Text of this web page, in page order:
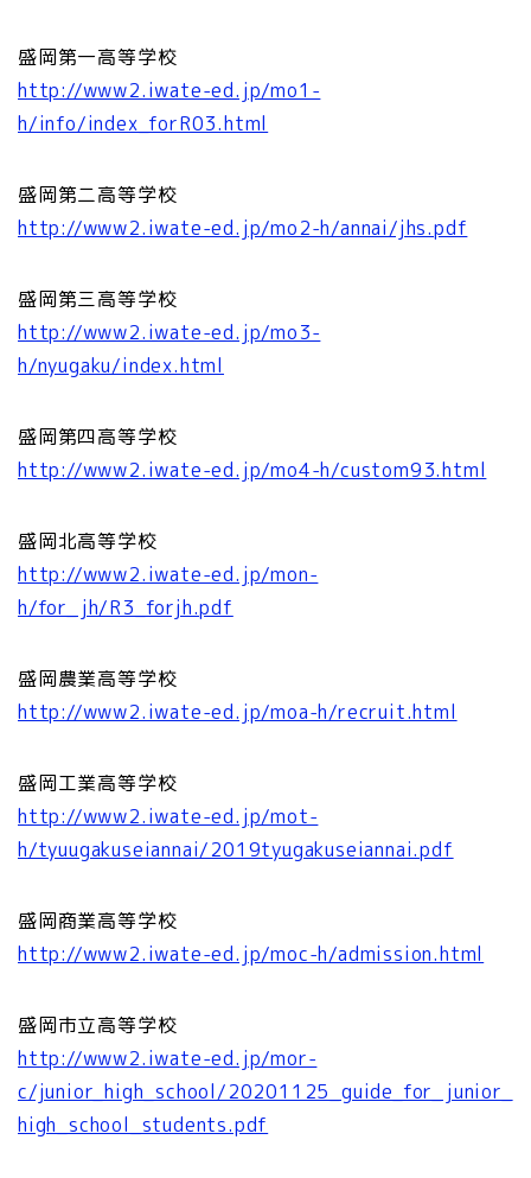
盛岡第一高等学校
http://www2.iwate-ed.jp/mo1-
h/info/index_forR03.html
盛岡第二高等学校
http://www2.iwate-ed.jp/mo2-h/annai/jhs.pdf
盛岡第三高等学校
http://www2.iwate-ed.jp/mo3-
h/nyugaku/index.html
盛岡第四高等学校
http://www2.iwate-ed.jp/mo4-h/custom93.html
盛岡北高等学校
http://www2.iwate-ed.jp/mon-
h/for_jh/R3_forjh.pdf
盛岡農業高等学校
http://www2.iwate-ed.jp/moa-h/recruit.html
盛岡工業高等学校
http://www2.iwate-ed.jp/mot-
h/tyuugakuseiannai/2019tyugakuseiannai.pdf
盛岡商業高等学校
http://www2.iwate-ed.jp/moc-h/admission.html
盛岡市立高等学校
http://www2.iwate-ed.jp/mor-
c/junior_high_school/20201125_guide_for_junior_
high_school_students.pdf